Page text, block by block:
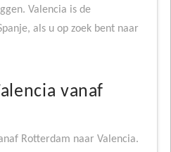
Valencia is de
als u op zoek bent naar
vanaf
Rotterdam naar Valencia.